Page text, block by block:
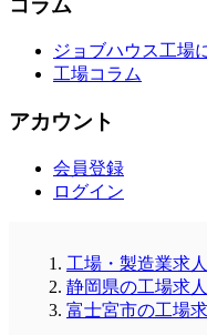
ジョブハウス工場
工場コラム
アカウント
会員登録
ログイン
工場・製造業求人
静岡県の工場求人
富士宮市の工場